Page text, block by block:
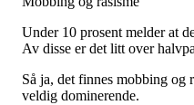
Under 10 prosent melder at
Av disse er det litt over
Så ja, det finnes mobbing og
veldig dominerende.